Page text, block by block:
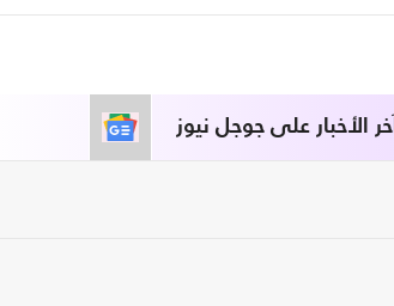
الأخبار على جوجل نيوز